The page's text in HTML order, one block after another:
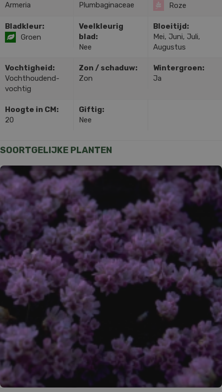
Armeria
Plumbaginaceae
Roze
Bladkleur:
Groen
Veelkleurig
blad:
Nee
Bloeitijd:
Mei, Juni, Juli,
Augustus
Vochtigheid:
Vochthoudend-
vochtig
Zon / schaduw:
Zon
Wintergroen:
Ja
Hoogte in CM:
20
Giftig:
Nee
SOORTGELIJKE PLANTEN